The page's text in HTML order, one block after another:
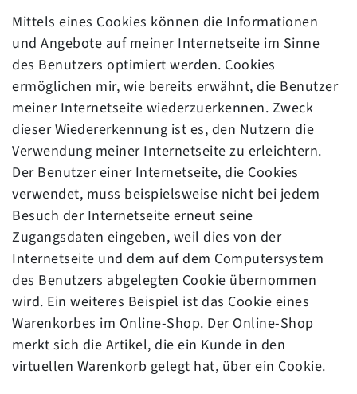
Mittels eines Cookies können die Informationen
und Angebote auf meiner Internetseite im Sinne
des Benutzers optimiert werden. Cookies
ermöglichen mir, wie bereits erwähnt, die Benutzer
meiner Internetseite wiederzuerkennen. Zweck
dieser Wiedererkennung ist es, den Nutzern die
Verwendung meiner Internetseite zu erleichtern.
Der Benutzer einer Internetseite, die Cookies
verwendet, muss beispielsweise nicht bei jedem
Besuch der Internetseite erneut seine
Zugangsdaten eingeben, weil dies von der
Internetseite und dem auf dem Computersystem
des Benutzers abgelegten Cookie übernommen
wird. Ein weiteres Beispiel ist das Cookie eines
Warenkorbes im Online-Shop. Der Online-Shop
merkt sich die Artikel, die ein Kunde in den
virtuellen Warenkorb gelegt hat, über ein Cookie.